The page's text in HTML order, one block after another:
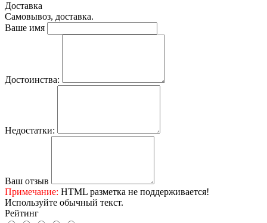
Доставка
Самовывоз, доставка.
Ваше имя
Достоинства:
Недостатки:
Ваш отзыв
Примечание: HTML разметка не поддерживается!
Используйте обычный текст.
Рейтинг